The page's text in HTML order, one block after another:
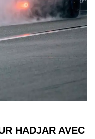
HADJAR AVEC